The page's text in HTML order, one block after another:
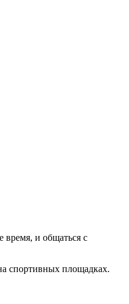
время, и общаться с
спортивных площадках.